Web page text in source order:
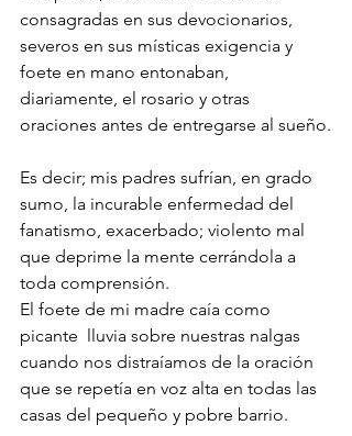
consagradas en sus devocionarios,
severos en sus místicas exigencia y
foete en mano entonaban,
diariamente, el rosario y otras
oraciones antes de entregarse al sueño.
Es decir; mis padres sufrían, en grado
sumo, la incurable enfermedad del
fanatismo, exacerbado; violento mal
que deprime la mente cerrándola a
toda comprensión.
El foete de mi madre caía como
picante  lluvia sobre nuestras nalgas
cuando nos distraíamos de la oración
que se repetía en voz alta en todas las
casas del pequeño y pobre barrio.